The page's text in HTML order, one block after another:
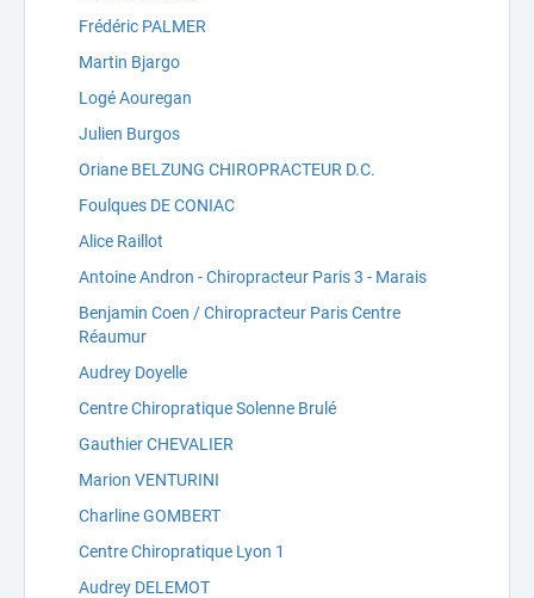
Frédéric PALMER
Martin Bjargo
Logé Aouregan
Julien Burgos
Oriane BELZUNG CHIROPRACTEUR D.C.
Foulques DE CONIAC
Alice Raillot
Antoine Andron - Chiropracteur Paris 3 - Marais
Benjamin Coen / Chiropracteur Paris Centre
Réaumur
Audrey Doyelle
Centre Chiropratique Solenne Brulé
Gauthier CHEVALIER
Marion VENTURINI
Charline GOMBERT
Centre Chiropratique Lyon 1
Audrey DELEMOT